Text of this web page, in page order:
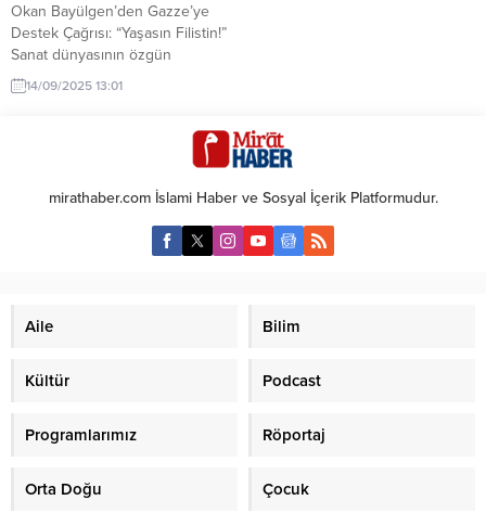
Okan Bayülgen’den Gazze’ye
Destek Çağrısı: “Yaşasın Filistin!”
Sanat dünyasının özgün
isimlerinden Okan Bayülgen,
Gazze’de yaşanan insani krize
Haber Ajansına Röportaj Verdi.
BAYÜLGEN, ‘‘TÜRKİYE’DE Kİ SOL
PARTİLER NEDEN FİLİSTİNE
DESTEK ÇIKMIYOR” DİYE
SERZENİŞTE BULUNDU.
“Unutmamalıyız, unutturmamalıyız
trajediye karşı...
14/09/2025 13:01
mirathaber.com İslami Haber ve Sosyal İçerik Platformudur.
Aile Bilim
Kültür Podcast
Programlarımız Röportaj
Orta Doğu Çocuk